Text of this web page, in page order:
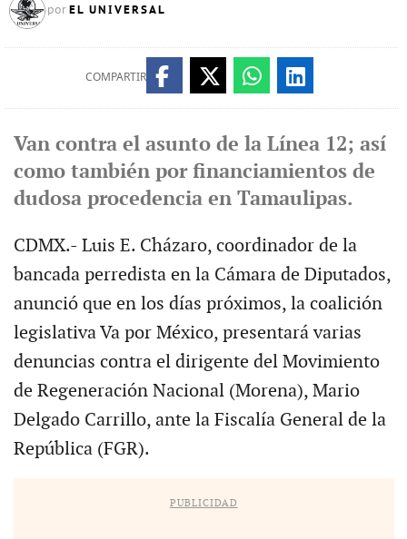
por EL UNIVERSAL
COMPARTIR
Van contra el asunto de la Línea 12; así
como también por financiamientos de
dudosa procedencia en Tamaulipas.
CDMX.- Luis E. Cházaro, coordinador de la
bancada perredista en la Cámara de Diputados,
anunció que en los días próximos, la coalición
legislativa Va por México, presentará varias
denuncias contra el dirigente del Movimiento
de Regeneración Nacional (Morena), Mario
Delgado Carrillo, ante la Fiscalía General de la
República (FGR).
PUBLICIDAD